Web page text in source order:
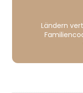
Ländern